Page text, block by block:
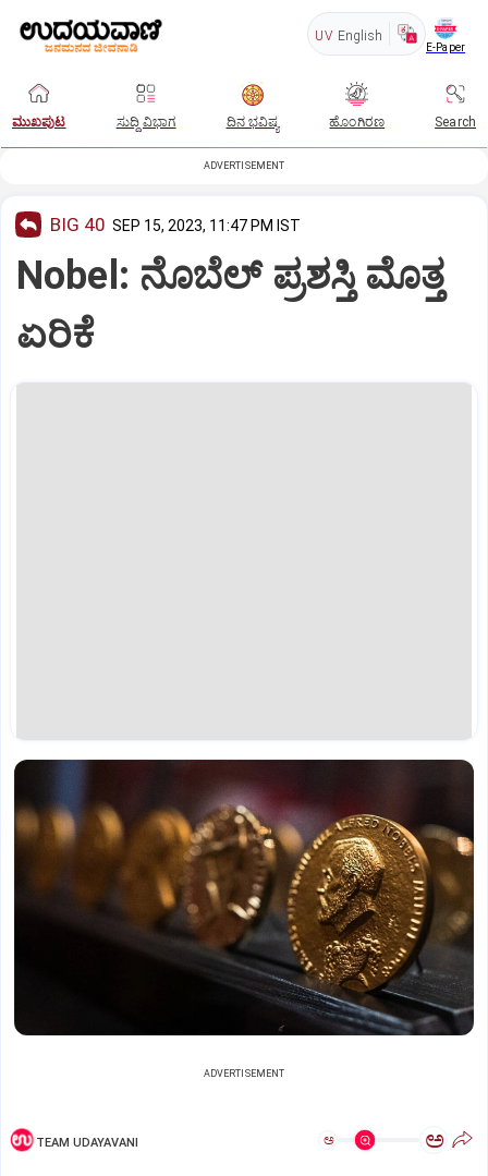
UV English
E-Paper
ಮುಖಪುಟ ಸುದ್ದಿ ವಿಭಾಗ ದಿನ ಭವಿಷ್ಯ ಹೊಂಗಿರಣ Search
ADVERTISEMENT
BIG 40 SEP 15, 2023, 11:47 PM IST
Nobel: ನೊಬೆಲ್‌ ಪ್ರಶಸ್ತಿ ಮೊತ್ತ
ಏರಿಕೆ
ADVERTISEMENT
TEAM UDAYAVANI ಅ ಅ